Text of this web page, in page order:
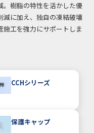
。樹脂の特性を活かした優
減に加え、独自の凍結破壊
工を強力にサポートしま
CCHシリーズ
保護キャップ